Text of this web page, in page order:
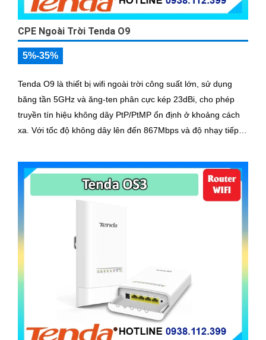
CPE Ngoài Trời Tenda O9
5%-35%
Tenda O9 là thiết bị wifi ngoài trời công suất lớn, sử dụng
băng tần 5GHz và ăng-ten phân cực kép 23dBi, cho phép
truyền tín hiệu không dây PtP/PtMP ổn định ở khoảng cách
xa. Với tốc độ không dây lên đến 867Mbps và độ nhạy tiếp
chuyên nghiệp